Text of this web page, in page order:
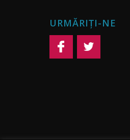
URMĂRIȚI-NE